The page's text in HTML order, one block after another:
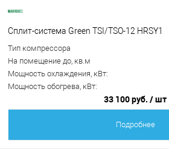
Сплит-система Green TSI/TSO-12 HRSY1
Тип компрессора
На помещение до, кв.м
Мощность охлаждения, кВт:
Мощность обогрева, кВт:
33 100 руб. / шт
Подробнее